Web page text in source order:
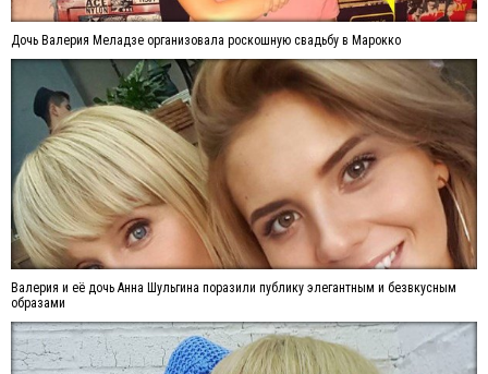
Дочь Валерия Меладзе организовала роскошную свадьбу в Марокко
Валерия и её дочь Анна Шульгина поразили публику элегантным и безвкусным
образами